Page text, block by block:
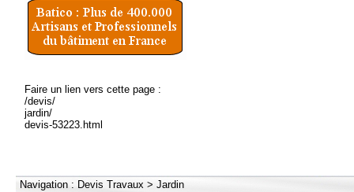
Faire un lien vers cette page :
/devis/
jardin/
devis-53223.html
Navigation : Devis Travaux > Jardin